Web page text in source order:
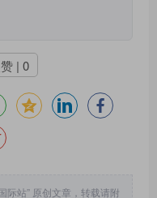
| 0
站” 原创文章，转载请附